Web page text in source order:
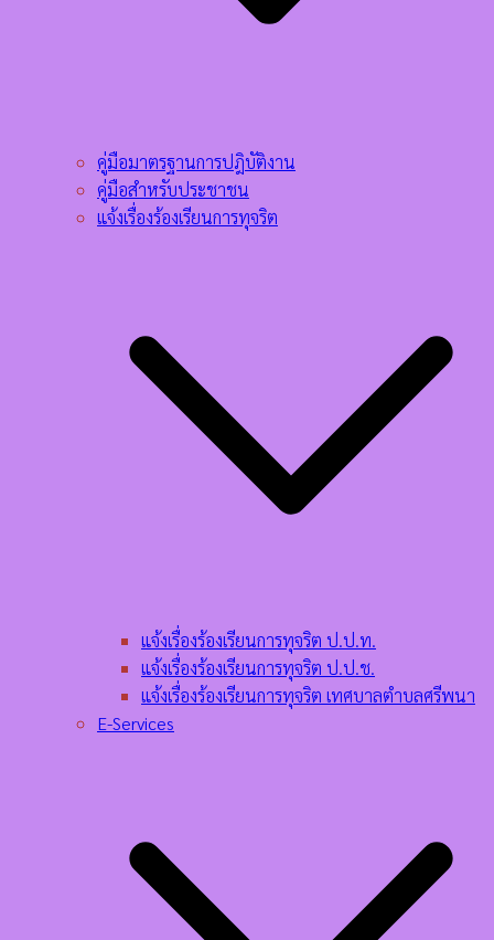
คู่มือมาตรฐานการปฎิบัติงาน
คู่มือสำหรับประชาชน
แจ้งเรื่องร้องเรียนการทุจริต
แจ้งเรื่องร้องเรียนการทุจริต ป.ป.ท.
แจ้งเรื่องร้องเรียนการทุจริต ป.ป.ช.
แจ้งเรื่องร้องเรียนการทุจริต เทศบาลตำบลศรีพนา
E-Services